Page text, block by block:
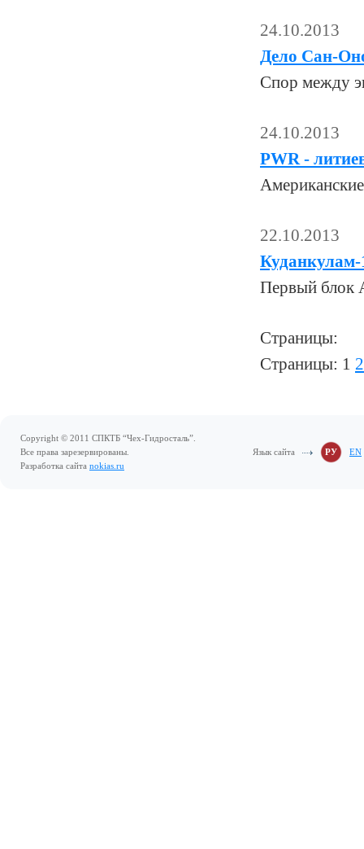
24.10.2013
Дело Сан-
Спор между
24.10.2013
PWR -
22.10.2013
Куданкулам-
Первый блок
Страницы:
Страницы: 1 2
Copyright © 2011 СПКТБ “Чех-Гидросталь”.
Все права зарезервированы.
Разработка сайта nokias.ru
Язык сайта РУ EN